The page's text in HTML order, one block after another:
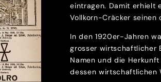
eintragen. Damit erhielt
Vollkorn-Cräcker seinen
In den 1920er-Jahren
grosser wirtschaftlicher
Namen und die
dessen wirtschaftlichen